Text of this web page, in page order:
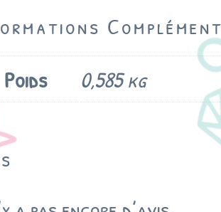
Poids
0,585 kg